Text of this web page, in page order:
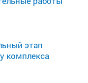
этап
комплекса